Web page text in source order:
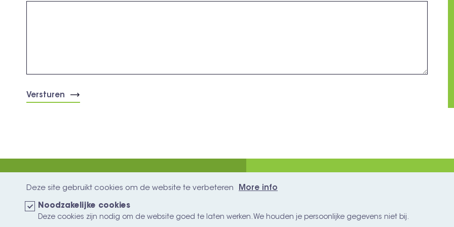
Verbindingsweg 66
BEZOEK
Deze site gebruikt cookies om de website te verbeteren More info
Noodzakelijke cookies
Deze cookies zijn nodig om de website goed te laten werken. We houden je persoonlijke gegevens niet bij.